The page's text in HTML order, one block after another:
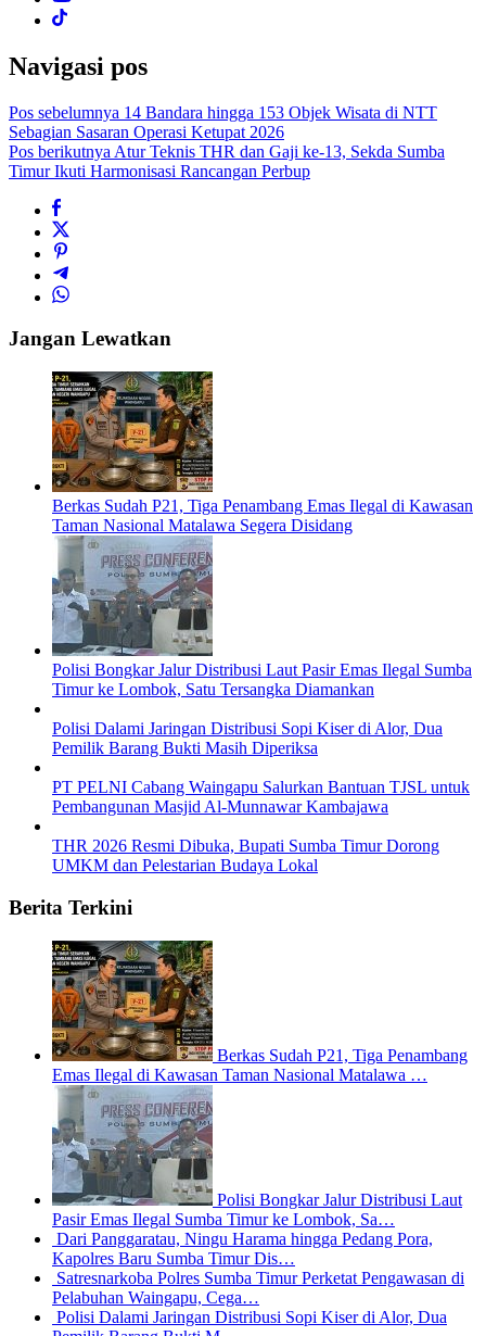
Navigasi pos
Pos sebelumnya 14 Bandara hingga 153 Objek Wisata di NTT
Sebagian Sasaran Operasi Ketupat 2026
Pos berikutnya Atur Teknis THR dan Gaji ke-13, Sekda Sumba
Timur Ikuti Harmonisasi Rancangan Perbup
Jangan Lewatkan
Berkas Sudah P21, Tiga Penambang Emas Ilegal di Kawasan
Taman Nasional Matalawa Segera Disidang
Polisi Bongkar Jalur Distribusi Laut Pasir Emas Ilegal Sumba
Timur ke Lombok, Satu Tersangka Diamankan
Polisi Dalami Jaringan Distribusi Sopi Kiser di Alor, Dua
Pemilik Barang Bukti Masih Diperiksa
PT PELNI Cabang Waingapu Salurkan Bantuan TJSL untuk
Pembangunan Masjid Al-Munnawar Kambajawa
THR 2026 Resmi Dibuka, Bupati Sumba Timur Dorong
UMKM dan Pelestarian Budaya Lokal
Berita Terkini
Berkas Sudah P21, Tiga Penambang
Emas Ilegal di Kawasan Taman Nasional Matalawa …
Polisi Bongkar Jalur Distribusi Laut
Pasir Emas Ilegal Sumba Timur ke Lombok, Sa…
Dari Panggaratau, Ningu Harama hingga Pedang Pora,
Kapolres Baru Sumba Timur Dis…
Satresnarkoba Polres Sumba Timur Perketat Pengawasan di
Pelabuhan Waingapu, Cega…
Polisi Dalami Jaringan Distribusi Sopi Kiser di Alor, Dua